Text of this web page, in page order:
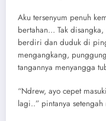
Aku tersenyum penuh
bertahan… Tak disangka,
berdiri dan duduk di
mengangkang,
tangannya menyangga
“Ndrew, ayo cepet
lagi..” pintanya setengah